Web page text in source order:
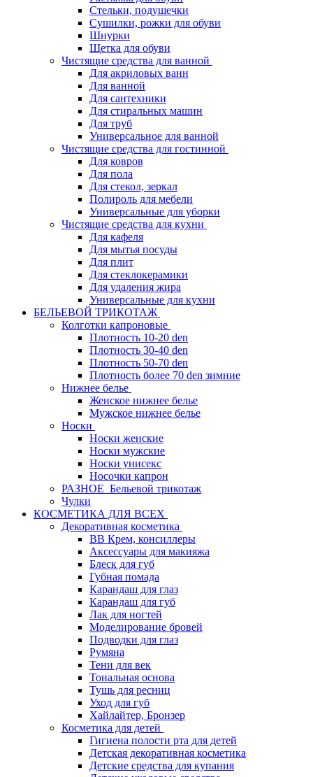
Стельки, подушечки
Сушилки, рожки для обуви
Шнурки
Щетка для обуви
Чистящие средства для ванной
Для акриловых ванн
Для ванной
Для сантехники
Для стиральных машин
Для труб
Универсальное для ванной
Чистящие средства для гостинной
Для ковров
Для пола
Для стекол, зеркал
Полироль для мебели
Универсальные для уборки
Чистящие средства для кухни
Для кафеля
Для мытья посуды
Для плит
Для стеклокерамики
Для удаления жира
Универсальные для кухни
БЕЛЬЕВОЙ ТРИКОТАЖ
Колготки капроновые
Плотность 10-20 den
Плотность 30-40 den
Плотность 50-70 den
Плотность более 70 den зимние
Нижнее белье
Женское нижнее белье
Мужское нижнее белье
Носки
Носки женские
Носки мужские
Носки унисекс
Носочки капрон
РАЗНОЕ_Бельевой трикотаж
Чулки
КОСМЕТИКА ДЛЯ ВСЕХ
Декоративная косметика
BB Крем, консиллеры
Аксессуары для макияжа
Блеск для губ
Губная помада
Карандаш для глаз
Карандаш для губ
Лак для ногтей
Моделирование бровей
Подводки для глаз
Румяна
Тени для век
Тональная основа
Тушь для ресниц
Уход для губ
Хайлайтер, Бронзер
Косметика для детей
Гигиена полости рта для детей
Детская декоративная косметика
Детские средства для купания